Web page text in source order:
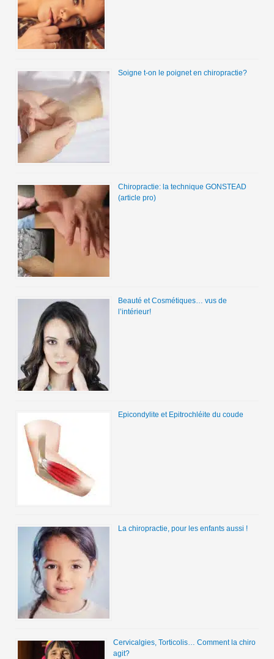
Soigne t-on le poignet en chiropractie?
Chiropractie: la technique GONSTEAD
(article pro)
Beauté et Cosmétiques… vus de
l’intérieur!
Epicondylite et Epitrochléite du coude
La chiropractie, pour les enfants aussi !
Cervicalgies, Torticolis… Comment la chiro
agit?